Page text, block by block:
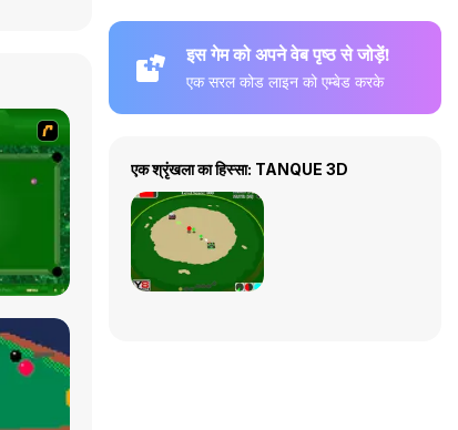
इस गेम को अपने वेब पृष्ठ से जोड़ें!
एक सरल कोड लाइन को एम्बेड करके
एक श्रृंखला का हिस्सा: TANQUE 3D